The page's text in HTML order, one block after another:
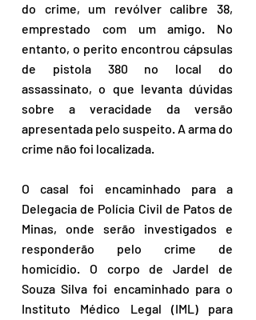
do crime, um revólver calibre 38,
emprestado com um amigo. No
entanto, o perito encontrou cápsulas
de pistola 380 no local do
assassinato, o que levanta dúvidas
sobre a veracidade da versão
apresentada pelo suspeito. A arma do
crime não foi localizada.
O casal foi encaminhado para a
Delegacia de Polícia Civil de Patos de
Minas, onde serão investigados e
responderão pelo crime de
homicídio. O corpo de Jardel de
Souza Silva foi encaminhado para o
Instituto Médico Legal (IML) para